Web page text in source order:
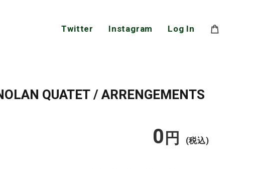
Twitter Instagram Log In
QUATET / ARRENGEMENTS
0円 (税込)